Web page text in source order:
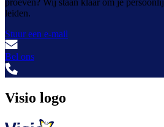
leiden.
Stuur een e-mail
Bel ons
Visio logo